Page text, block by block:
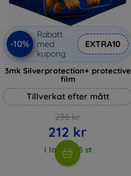
-10%
Rabatt
med
kupong
EXTRA10
3mk Silverprotection+ protective
film
Tillverkat efter mått
236 kr
212 kr
I lager > 5 st